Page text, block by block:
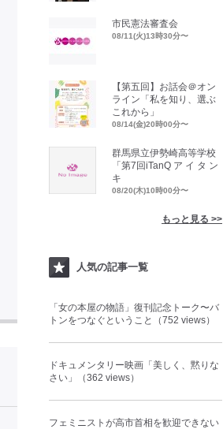
市民憲法審査会
08/11(火)13時30分〜
【第五回】お話会＠オン
ライン「私を知り、選ぶ
これから」
08/14(金)20時00分〜
群馬県立伊勢崎高等学校
「第7回iTanQ ア イ タ ン
キ
08/20(木)10時00分〜
もっと見る >>
人気の記事一覧
「女の本屋の物語」復刊記念トーク〜バ
トンをつなぐということ（752 views）
ドキュメンタリー映画「美しく、黙りな
さい」（362 views）
フェミニストが高市首相を歓迎できない